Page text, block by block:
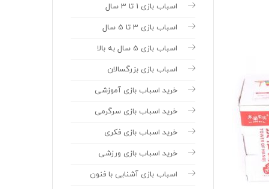
اسباب بازی 1 تا 3 سال
اسباب بازی 3 تا 5 سال
اسباب بازی 5 سال به بالا
اسباب بازی بزرگسالان
خرید اسباب بازی آموزشی
خرید اسباب بازی سرگرمی
خرید اسباب بازی فکری
خرید اسباب بازی ورزشی
اسباب بازی آشنایی با فنون